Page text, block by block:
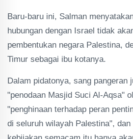
Baru-baru ini, Salman
hubungan dengan Israel tidak
pembentukan negara Palestina,
Timur sebagai ibu kotanya.
Dalam pidatonya, sang pangeran
"penodaan Masjid Suci Al-Aqsa"
"penghinaan terhadap peran
di seluruh wilayah Palestina", dan